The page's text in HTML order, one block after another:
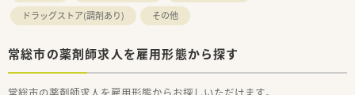
ドラッグストア(調剤あり)
その他
常総市の薬剤師求人を雇用形態から探す